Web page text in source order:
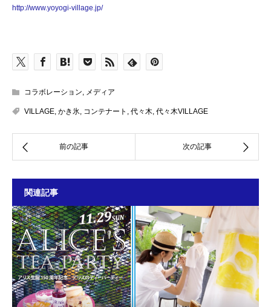
http://www.yoyogi-village.jp/
コラボレーション, メディア
VILLAGE, かき氷, コンテナート , 代々木, 代々木VILLAGE
関連記事